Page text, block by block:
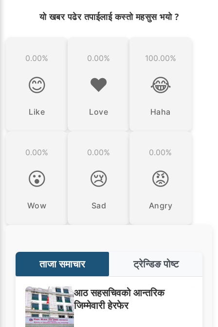
यो खबर पढेर तपाईलाई कस्तो महसुस भयो ?
0.00%
😊
Like
0.00%
❤️
Love
100.00%
😂
Haha
0.00%
😮
Wow
0.00%
😢
Sad
0.00%
😡
Angry
ताजा समाचार ट्रेन्डिङ पोष्ट
आठ सहसचिवको आन्तरिक
जिम्मेवारी हेरफेर